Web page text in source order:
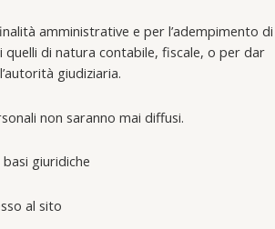
amministrative e per l’adempimento di
quelli di natura contabile, fiscale, o per dar
giudiziaria.
non saranno mai diffusi.
giuridiche
al sito